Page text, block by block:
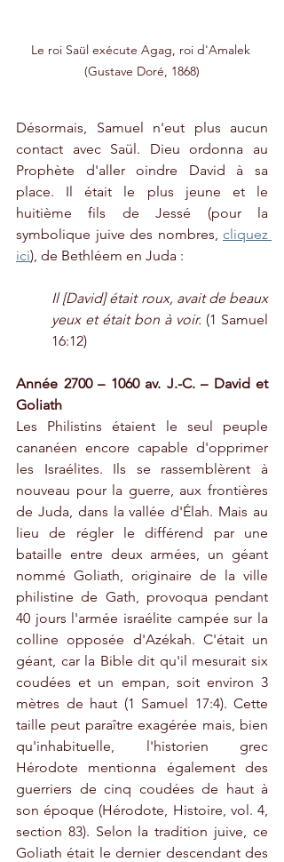
Le roi Saül exécute Agag, roi d'Amalek
(Gustave Doré, 1868)
Désormais, Samuel n'eut plus aucun
contact avec Saül. Dieu ordonna au
Prophète d'aller oindre David à sa
place. Il était le plus jeune et le
huitième fils de Jessé (pour la
symbolique juive des nombres, cliquez
ici), de Bethléem en Juda :
Il [David] était roux, avait de beaux
yeux et était bon à voir. (1 Samuel
16:12)
Année 2700 – 1060 av. J.-C. – David et
Goliath
Les Philistins étaient le seul peuple
cananéen encore capable d'opprimer
les Israélites. Ils se rassemblèrent à
nouveau pour la guerre, aux frontières
de Juda, dans la vallée d'Élah. Mais au
lieu de régler le différend par une
bataille entre deux armées, un géant
nommé Goliath, originaire de la ville
philistine de Gath, provoqua pendant
40 jours l'armée israélite campée sur la
colline opposée d'Azékah. C'était un
géant, car la Bible dit qu'il mesurait six
coudées et un empan, soit environ 3
mètres de haut (1 Samuel 17:4). Cette
taille peut paraître exagérée mais, bien
qu'inhabituelle, l'historien grec
Hérodote mentionna également des
guerriers de cinq coudées de haut à
son époque (Hérodote, Histoire, vol. 4,
section 83). Selon la tradition juive, ce
Goliath était le dernier descendant des